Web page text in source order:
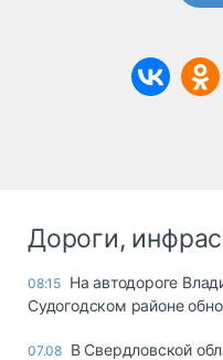
Дороги,
08:15 На автодороге
Судогодском районе
07.08 В Свердловской